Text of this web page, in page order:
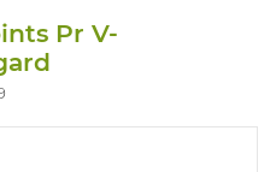
Pr V-